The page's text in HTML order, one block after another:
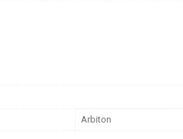
Arbiton